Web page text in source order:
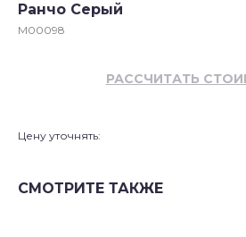
Ранчо Серый
M00098
РАССЧИТАТЬ
Цену уточнять:
СМОТРИТЕ ТАКЖЕ